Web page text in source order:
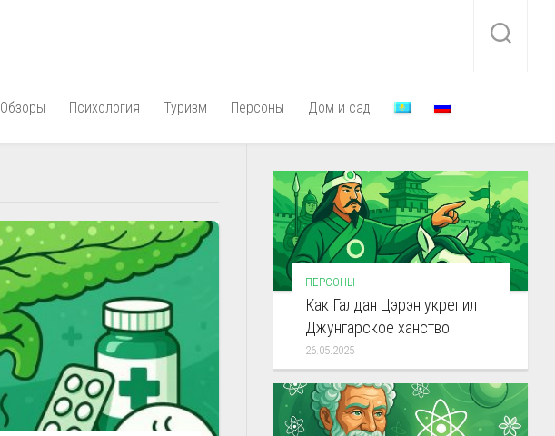
Обзоры Психология Туризм Персоны Дом и сад
ПЕРСОНЫ
Как Галдан Цэрэн укрепил
Джунгарское ханство
26.05.2025